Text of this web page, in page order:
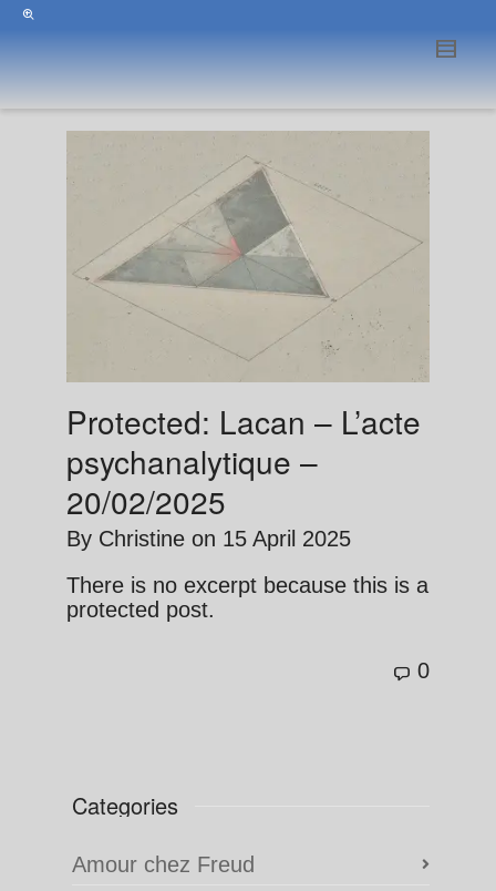
Protected: Lacan – L’acte
psychanalytique –
20/02/2025
By Christine on 15 April 2025
There is no excerpt because this is a
protected post.
0
Categories
Amour chez Freud